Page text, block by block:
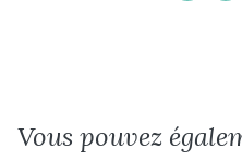
Vous pouvez